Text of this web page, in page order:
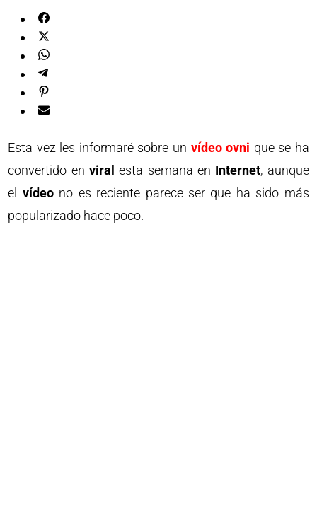
Esta vez les informaré sobre un vídeo ovni que se ha
convertido en viral esta semana en Internet, aunque
el vídeono es reciente parece ser que ha sido más
popularizado hace poco.